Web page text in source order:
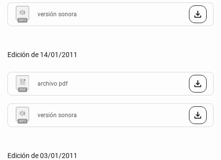
versión sonora
Edición de 14/01/2011
archivo pdf
versión sonora
Edición de 03/01/2011